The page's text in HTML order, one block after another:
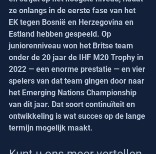
ze onlangs in de eerste fase van het
EK tegen Bosnië en Herzegovina en
Estland hebben gespeeld. Op
juniorenniveau won het Britse team
onder de 20 jaar de IHF M20 Trophy in
2022 — een enorme prestatie — en vier
spelers van dat team gingen door naar
het Emerging Nations Championship
van dit jaar. Dat soort continuïteit en
ontwikkeling is wat succes op de lange
termijn mogelijk maakt.